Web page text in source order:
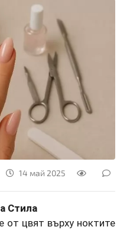
14 май 2025
Стила
от цвят върху ноктите